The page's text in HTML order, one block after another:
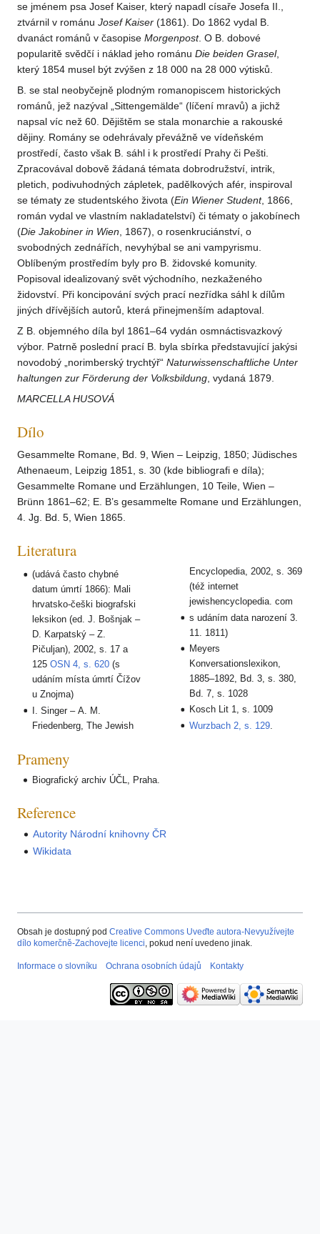
se jménem psa Josef Kaiser, který napadl císaře Josefa II.,
ztvárnil v románu Josef Kaiser (1861). Do 1862 vydal B.
dvanáct románů v časopise Morgenpost. O B. dobové
popularitě svědčí i náklad jeho románu Die beiden Grasel,
který 1854 musel být zvýšen z 18 000 na 28 000 výtisků.
B. se stal neobyčejně plodným romanopiscem historických
románů, jež nazýval „Sittengemälde“ (líčení mravů) a jichž
napsal víc než 60. Dějištěm se stala monarchie a rakouské
dějiny. Romány se odehrávaly převážně ve vídeňském
prostředí, často však B. sáhl i k prostředí Prahy či Pešti.
Zpracovával dobově žádaná témata dobrodružství, intrik,
pletich, podivuhodných zápletek, padělkových afér, inspiroval
se tématy ze studentského života (Ein Wiener Student, 1866,
román vydal ve vlastním nakladatelství) či tématy o jakobínech
(Die Jakobiner in Wien , 1867), o rosenkruciánství, o
svobodných zednářích, nevyhýbal se ani vampyrismu.
Oblíbeným prostředím byly pro B. židovské komunity.
Popisoval idealizovaný svět východního, nezkaženého
židovství. Při koncipování svých prací nezřídka sáhl k dílům
jiných dřívějších autorů, která přinejmenším adaptoval.
Z B. objemného díla byl 1861–64 vydán osmnáctisvazkový
výbor. Patrně poslední prací B. byla sbírka představující jakýsi
novodobý „norimberský trychtýř“ Naturwissenschaftliche Unter
haltungen zur Förderung der Volksbildung , vydaná 1879.
MARCELLA HUSOVÁ
Dílo
Gesammelte Romane, Bd. 9, Wien – Leipzig, 1850; Jüdisches
Athenaeum, Leipzig 1851, s. 30 (kde bibliografi e díla);
Gesammelte Romane und Erzählungen, 10 Teile, Wien –
Brünn 1861–62; E. B’s gesammelte Romane und Erzählungen,
4. Jg. Bd. 5, Wien 1865.
Literatura
(udává často chybné
datum úmrtí 1866): Mali
hrvatsko-češki biografski
leksikon (ed. J. Bošnjak –
D. Karpatský – Z.
Pičuljan), 2002, s. 17 a
125OSN 4, s. 620 (s
udáním místa úmrtí Čížov
u Znojma)
I. Singer – A. M.
Friedenberg, The Jewish
Encyclopedia, 2002, s. 369
(též internet
jewishencyclopedia. com
s udáním data narození 3.
11. 1811)
Meyers
Konversationslexikon,
1885–1892, Bd. 3, s. 380,
Bd. 7, s. 1028
Kosch Lit 1, s. 1009
Wurzbach 2, s. 129
Prameny
Biografický archiv ÚČL, Praha.
Reference
Autority Národní knihovny ČR
Wikidata
Obsah je dostupný pod Creative Commons Uveďte autora-Nevyužívejte
dílo komerčně-Zachovejte licenci, pokud není uvedeno jinak.
Informace o slovníku Ochrana osobních údajů Kontakty